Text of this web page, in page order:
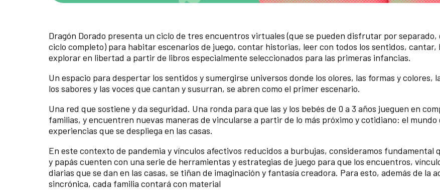
Dragón Dorado presenta un ciclo de tres encuentros virtuales (que se pueden disfrutar por separado,
ciclo completo) para habitar escenarios de juego, contar historias, leer con todos los sentidos, cantar,
explorar en libertad a partir de libros especialmente seleccionados para las primeras infancias.
Un espacio para despertar los sentidos y sumergirse universos donde los olores, las formas y colores,
los sabores y las voces que cantan y susurran, se abren como el primer escenario.
Una red que sostiene y da seguridad. Una ronda para que las y los bebés de 0 a 3 años jueguen en
familias, y encuentren nuevas maneras de vincularse a partir de lo más próximo y cotidiano: el mundo
experiencias que se despliega en las casas.
En este contexto de pandemia y vínculos afectivos reducidos a burbujas, consideramos fundamental
y papás cuenten con una serie de herramientas y estrategias de juego para que los encuentros,
diarias que se dan en las casas, se tiñan de imaginación y fantasía creadora. Para esto, además de la
sincrónica, cada familia contará con material